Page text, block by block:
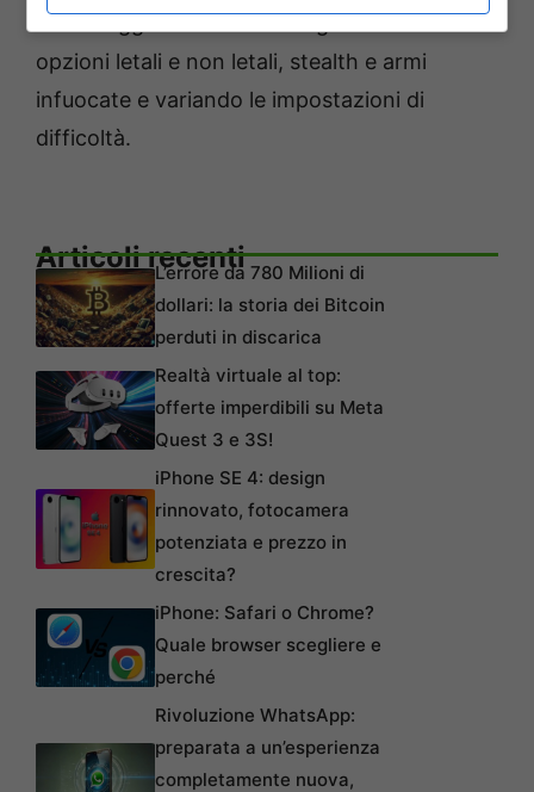
• Sconfiggi i tuoi nemici scegliendo tra
opzioni letali e non letali, stealth e armi
infuocate e variando le impostazioni di
difficoltà.
Articoli recentiL’errore da 780 Milioni di
dollari: la storia dei Bitcoin
perduti in discarica
Realtà virtuale al top:
offerte imperdibili su Meta
Quest 3 e 3S!
iPhone SE 4: design
rinnovato, fotocamera
potenziata e prezzo in
crescita?
iPhone: Safari o Chrome?
Quale browser scegliere e
perché
Rivoluzione WhatsApp:
preparata a un’esperienza
completamente nuova,